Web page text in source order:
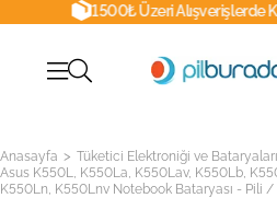
1500₺ Üzeri Alışverişlerde Kargo Ücretsiz!
Anasayfa > Tüketici Elektroniği ve Bataryaları
Asus K550L, K550La, K550Lav, K550Lb,
K550Ln, K550Lnv Notebook Bataryası - Pili /